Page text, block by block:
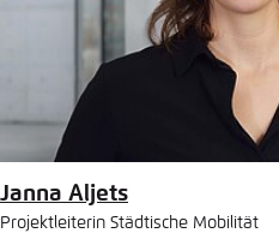
Janna Aljets
Projektleiterin Städtische Mobilität